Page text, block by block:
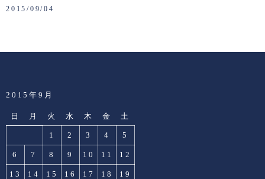
2015/09/04
2015年9月
日 月 火 水 木 金 土
1 2 3 4 5
6 7 8 9 10 11 12
13 14 15 16 17 18 19